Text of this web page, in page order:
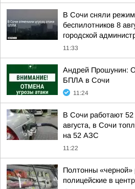
В Сочи сняли режим
беспилотников 8
городской
11:33
Андрей Прошунин:
БПЛА в Сочи
11:24
В Сочи работают
августа, в Сочи
на 52 АЗС
11:22
Полтонны
полицейские в